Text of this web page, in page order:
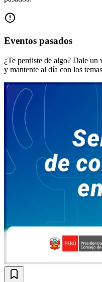
Eventos pasados
¿Te perdiste de algo? Dale un
y mantente al día con los